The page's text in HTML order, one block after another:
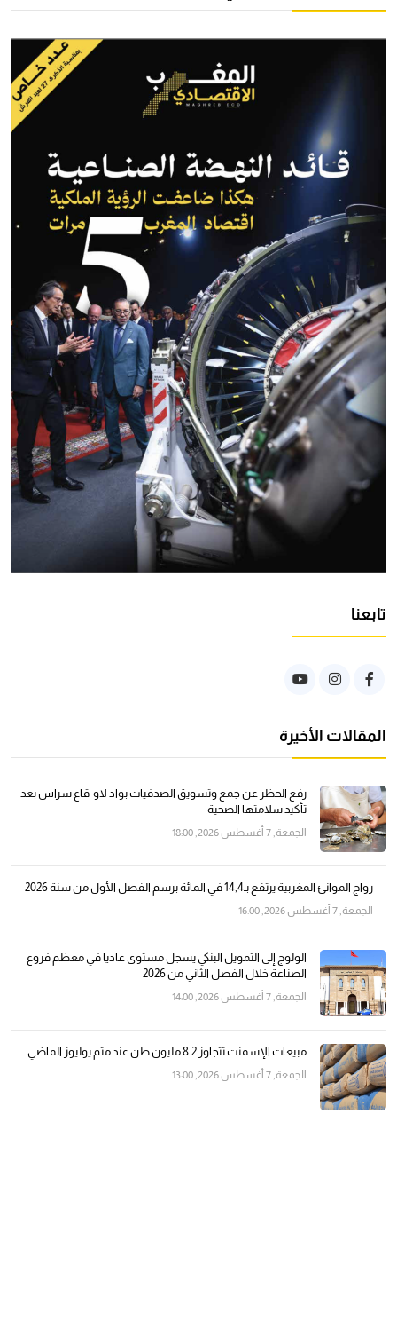
تابعنا
المقالات الأخيرة
رفع الحظر عن جمع وتسويق الصدفيات بواد لاو-قاع سراس بعد
تأكيد سلامتها الصحية
الجمعة, 7 أغسطس 2026, 18:00
رواج الموانئ المغربية يرتفع بـ14,4 في المائة برسم الفصل الأول من سنة 2026
الجمعة, 7 أغسطس 2026, 16:00
الولوج إلى التمويل البنكي يسجل مستوى عاديا في معظم فروع
الصناعة خلال الفصل الثاني من 2026
الجمعة, 7 أغسطس 2026, 14:00
مبيعات الإسمنت تتجاوز 8.2 مليون طن عند متم يوليوز الماضي
الجمعة, 7 أغسطس 2026, 13:00